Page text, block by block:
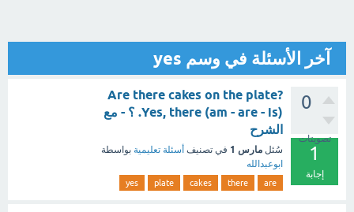
آخر الأسئلة في وسم yes
0
تصويتات
1
إجابة
Are there cakes on the plate?
Yes, there (am - are - is). ؟ - مع
الشرح
سُئل مارس 1 في تصنيف أسئلة تعليمية بواسطة
ابوعبدالله
are
there
cakes
plate
yes